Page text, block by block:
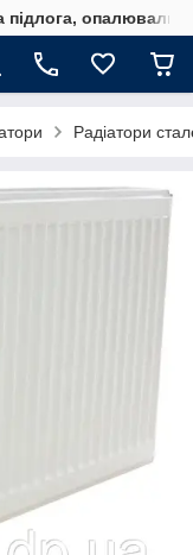
Радіатори